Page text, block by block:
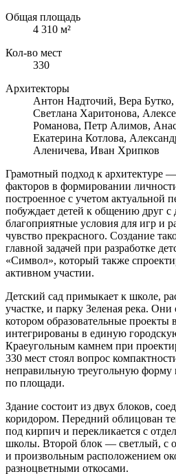
Общая площадь
4 310 м²
Кол-во мест
330
Архитекторы
Антон Надточий, Вера
Светлана Харитонова,
Романова, Петр Алимов,
Екатерина Котлова,
Аленичева, Иван Хрипков
Грамотный подход к архитектуре
факторов в формировании
построенное с учетом актуальной
побуждает детей к общению друг с
благоприятные условия для игр и
чувство прекрасного. Создание
главной задачей при разработке
«Символ», который также
активном участии.
Детский сад примыкает к школе,
участке, и парку Зеленая река. Они
котором образовательные проекты
интегрированы в единую
Краеугольным камнем при
330 мест стоял вопрос
неправильную треугольную форму
по площади.
Здание состоит из двух блоков,
коридором. Передний облицован
под кирпич и перекликается с
школы. Второй блок — светлый, с
и произвольным расположением
разноцветными откосами.